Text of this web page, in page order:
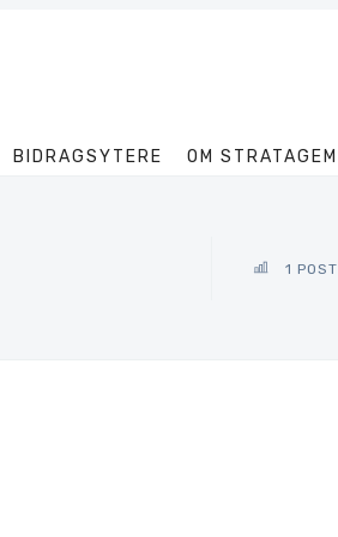
BIDRAGSYTERE OM STRATAGEM
1 POST